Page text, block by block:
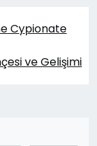
Cypionate
ve Gelişimi